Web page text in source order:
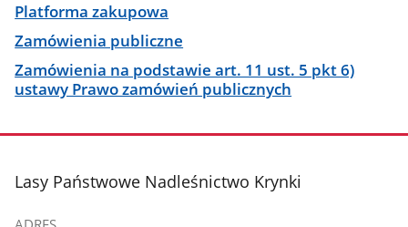
Platforma zakupowa
Zamówienia publiczne
Zamówienia na podstawie art. 11 ust. 5 pkt 6)
ustawy Prawo zamówień publicznych
stopka
Lasy Państwowe Nadleśnictwo Krynki